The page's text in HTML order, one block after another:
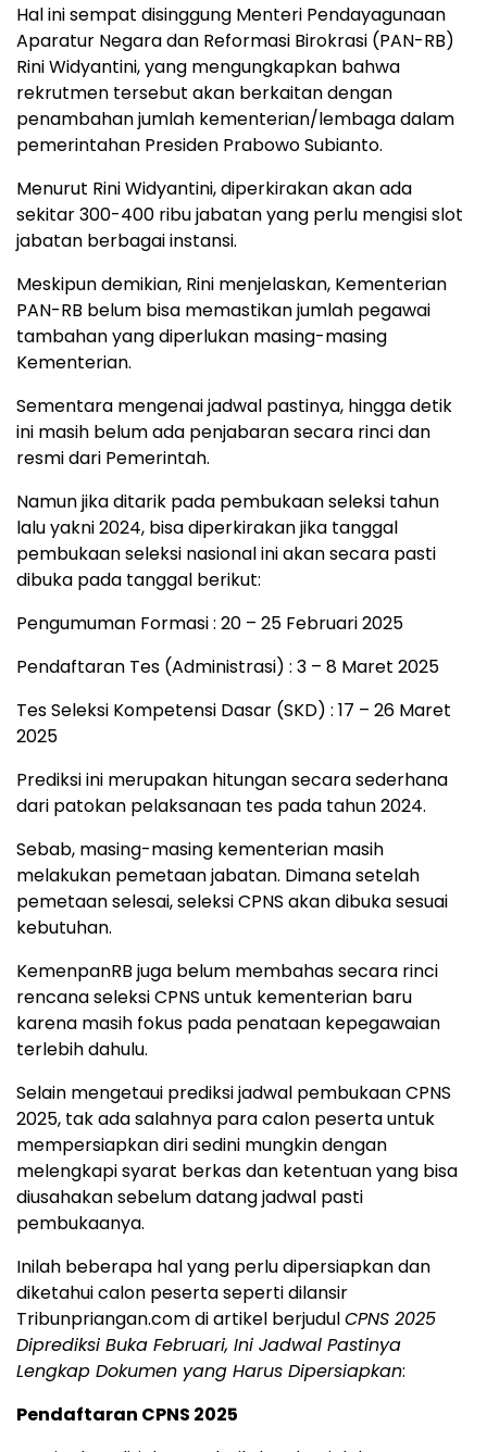
Hal ini sempat disinggung Menteri Pendayagunaan
Aparatur Negara dan Reformasi Birokrasi (PAN-RB)
Rini Widyantini, yang mengungkapkan bahwa
rekrutmen tersebut akan berkaitan dengan
penambahan jumlah kementerian/lembaga dalam
pemerintahan Presiden Prabowo Subianto.
Menurut Rini Widyantini, diperkirakan akan ada
sekitar 300-400 ribu jabatan yang perlu mengisi slot
jabatan berbagai instansi.
Meskipun demikian, Rini menjelaskan, Kementerian
PAN-RB belum bisa memastikan jumlah pegawai
tambahan yang diperlukan masing-masing
Kementerian.
Sementara mengenai jadwal pastinya, hingga detik
ini masih belum ada penjabaran secara rinci dan
resmi dari Pemerintah.
Namun jika ditarik pada pembukaan seleksi tahun
lalu yakni 2024, bisa diperkirakan jika tanggal
pembukaan seleksi nasional ini akan secara pasti
dibuka pada tanggal berikut:
Pengumuman Formasi : 20 – 25 Februari 2025
Pendaftaran Tes (Administrasi) : 3 – 8 Maret 2025
Tes Seleksi Kompetensi Dasar (SKD) : 17 – 26 Maret
2025
Prediksi ini merupakan hitungan secara sederhana
dari patokan pelaksanaan tes pada tahun 2024.
Sebab, masing-masing kementerian masih
melakukan pemetaan jabatan. Dimana setelah
pemetaan selesai, seleksi CPNS akan dibuka sesuai
kebutuhan.
KemenpanRB juga belum membahas secara rinci
rencana seleksi CPNS untuk kementerian baru
karena masih fokus pada penataan kepegawaian
terlebih dahulu.
Selain mengetaui prediksi jadwal pembukaan CPNS
2025, tak ada salahnya para calon peserta untuk
mempersiapkan diri sedini mungkin dengan
melengkapi syarat berkas dan ketentuan yang bisa
diusahakan sebelum datang jadwal pasti
pembukaanya.
Inilah beberapa hal yang perlu dipersiapkan dan
diketahui calon peserta seperti dilansir
Tribunpriangan.com di artikel berjudulCPNS 2025
Diprediksi Buka Februari, Ini Jadwal Pastinya
Lengkap Dokumen yang Harus Dipersiapkan:
Pendaftaran CPNS 2025